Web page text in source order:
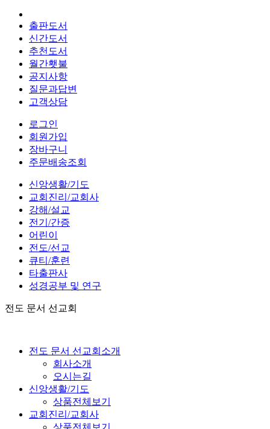
출판도서
신간도서
추천도서
월간횃불
공지사항
질문과답변
고객상담
로그인
회원가입
장바구니
주문배송조회
신앙생활/기도
교회진리/교회사
강해/설교
전기/간증
어린이
전도/선교
큐티/훈련
타출판사
성경공부 및 연구
전도 문서 선교회
전도 문서 선교회소개
회사소개
오시는길
신앙생활/기도
상품전체보기
교회진리/교회사
상품전체보기